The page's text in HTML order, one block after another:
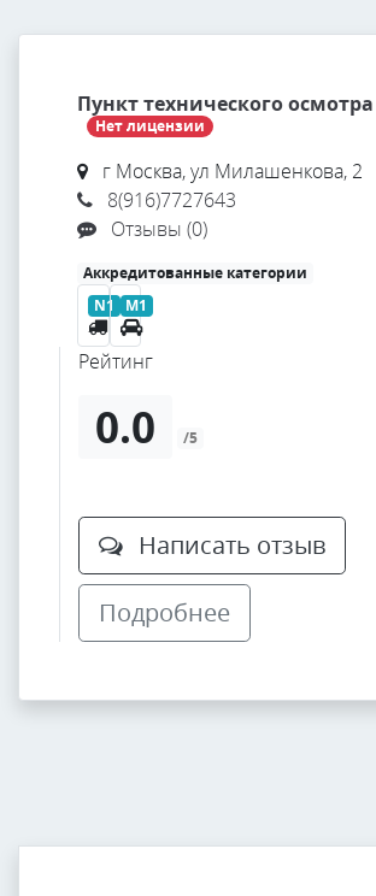
Пункт технического
Нет лицензии
г Москва, ул Милашенкова, 2
8(916)7727643
Отзывы (0)
Аккредитованные категории
N1
M1
Рейтинг
0.0 /5
Написать отзыв
Подробнее